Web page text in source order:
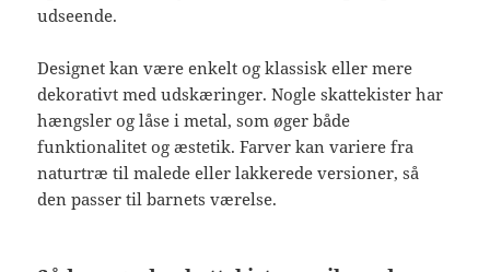
udseende.
Designet kan være enkelt og klassisk eller mere
dekorativt med udskæringer. Nogle skattekister har
hængsler og låse i metal, som øger både
funktionalitet og æstetik. Farver kan variere fra
naturtræ til malede eller lakkerede versioner, så
den passer til barnets værelse.